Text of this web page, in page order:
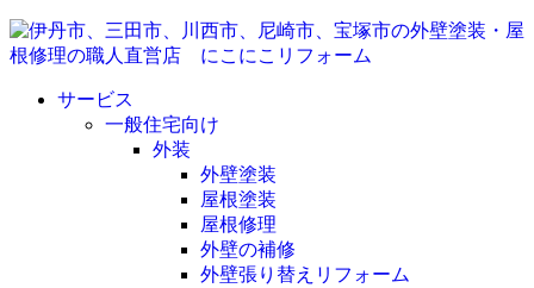
サービス
一般住宅向け
外装
外壁塗装
屋根塗装
屋根修理
外壁の補修
外壁張り替えリフォーム